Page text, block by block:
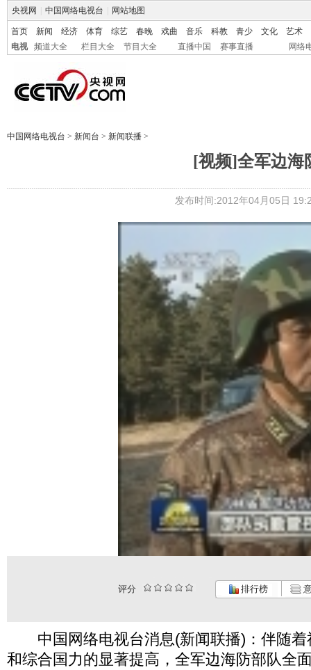
央视网 中国网络电视台 网站地图
首页 新闻 经济 体育 综艺 春晚 戏曲 音乐 科教 青少 文化
艺术
电视
频道大全 栏目大全 节目大全 直播中国 赛事直播 网络
中国网络电视台 > 新闻台 > 新闻联播 >
[视频]全军边海
发布时间:2012年04月05日
评分 排行榜
中国网络电视台消息(新闻联播)：伴随着
和综合国力的显著提高，全军边海防部队全